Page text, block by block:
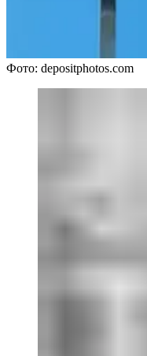
Фото: depositphotos.com